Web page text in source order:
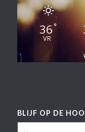
36°
VR
BLIJF OP DE